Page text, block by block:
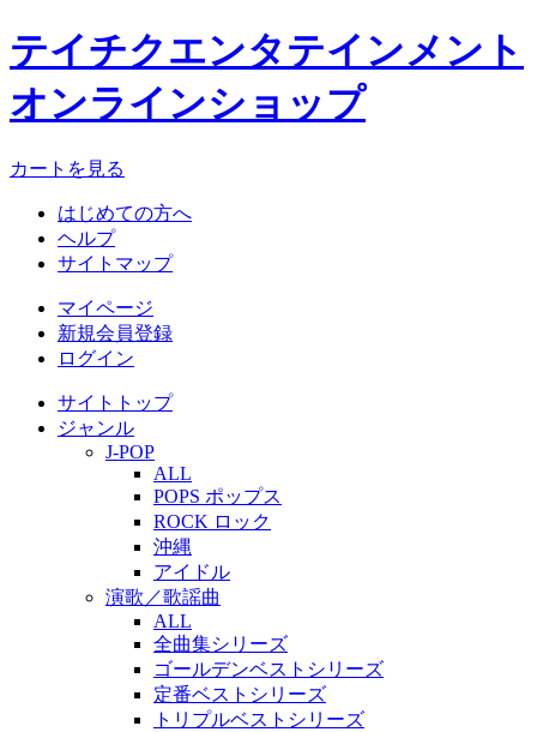
テイチクエンタテインメント
オンラインショップ
カートを見る
はじめての方へ
ヘルプ
サイトマップ
マイページ
新規会員登録
ログイン
サイトトップ
ジャンル
J-POP
ALL
POPS ポップス
ROCK ロック
沖縄
アイドル
演歌／歌謡曲
ALL
全曲集シリーズ
ゴールデンベストシリーズ
定番ベストシリーズ
トリプルベストシリーズ